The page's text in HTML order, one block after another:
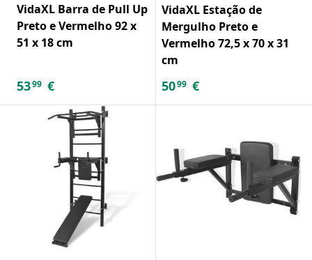
VidaXL Barra de Pull Up
Preto e Vermelho 92 x
51 x 18 cm
5399 €
VidaXL Estação de
Mergulho Preto e
Vermelho 72,5 x 70 x 31
cm
5099 €